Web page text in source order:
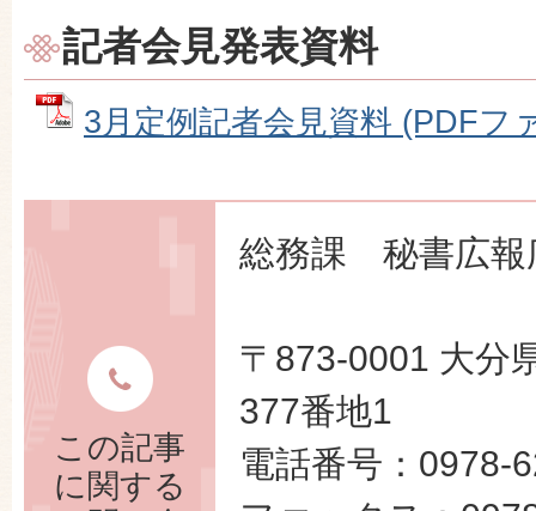
記者会見発表資料
3月定例記者会見資料 (PDFフ
この記事
に関する
総務課 秘書広報
〒873-0001 大分
377番地1
電話番号：0978-